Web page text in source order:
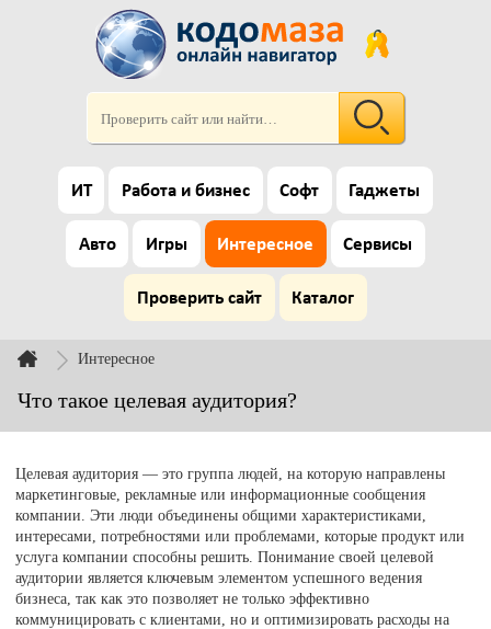
ИТ Работа и бизнес Софт Гаджеты
Авто Игры Интересное Сервисы
Проверить сайт Каталог
Интересное
Что такое целевая аудитория?
Целевая аудитория — это группа людей, на которую направлены
маркетинговые, рекламные или информационные сообщения
компании. Эти люди объединены общими характеристиками,
интересами, потребностями или проблемами, которые продукт или
услуга компании способны решить. Понимание своей целевой
аудитории является ключевым элементом успешного ведения
бизнеса, так как это позволяет не только эффективно
коммуницировать с клиентами, но и оптимизировать расходы на